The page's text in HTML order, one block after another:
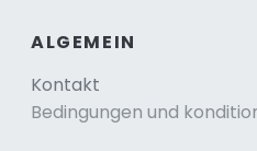
ALGEMEIN
Kontakt
Bedingungen und